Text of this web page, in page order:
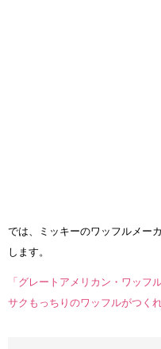
では、ミッキーのワッフルメー
します。
「グレートアメリカン・ワッフ
サクもっちりのワッフルがつく